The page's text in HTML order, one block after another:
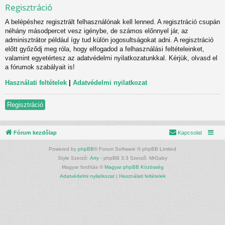
Regisztráció
A belépéshez regisztrált felhasználónak kell lenned. A regisztráció csupán
néhány másodpercet vesz igénybe, de számos előnnyel jár, az
adminisztrátor például így tud külön jogosultságokat adni. A regisztráció
előtt győződj meg róla, hogy elfogadod a felhasználási feltételeinket,
valamint egyetértesz az adatvédelmi nyilatkozatunkkal. Kérjük, olvasd el
a fórumok szabályait is!
Használati feltételek | Adatvédelmi nyilatkozat
Regisztráció
Fórum kezdőlap Kapcsolat
Powered by phpBB® Forum Software © phpBB Limited
Style Szerző: Arty - phpBB 3.3 Szerző: MrGaby
Magyar fordítás © Magyar phpBB Közösség
Adatvédelmi nyilatkozat| Használati feltételek